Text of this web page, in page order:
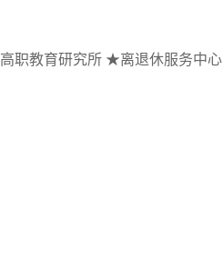
高职教育研究所 ★离退休服务中心